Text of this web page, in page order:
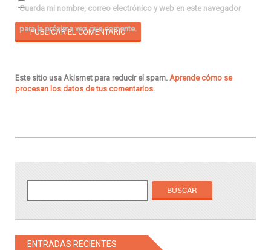
Guarda mi nombre, correo electrónico y web en este navegador
para la próxima vez que comente.
Este sitio usa Akismet para reducir el spam. Aprende cómo se
procesan los datos de tus comentarios.
ENTRADAS RECIENTES